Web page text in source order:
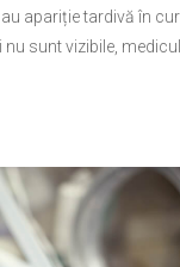
apariție tardivă în
sunt vizibile, medicul